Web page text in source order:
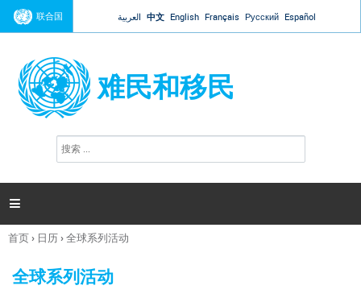
Jump to navigation
联合国 العربية 中文 English Français Русский Español
难民和移民
搜
索

你
这
首页› 日历›全球系列活动
全球系列活动